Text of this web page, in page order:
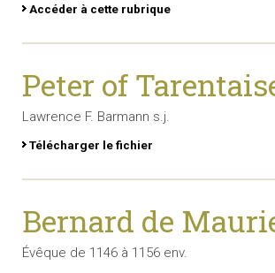
Accéder à cette rubrique
Peter of
Lawrence F. Barmann s.j.
Télécharger le fichier
Bernard de
Évêque de 1146 à 1156 env.